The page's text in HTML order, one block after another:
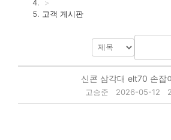
>
고객 게시판
신콘 삼각대 elt70 손잡
고승준 2026-05-12